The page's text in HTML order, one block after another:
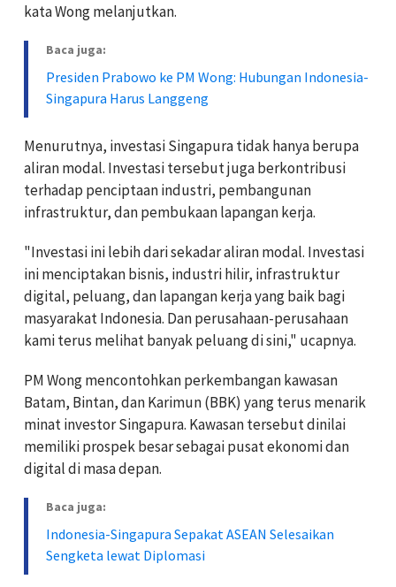
kata Wong melanjutkan.
Baca juga:
Presiden Prabowo ke PM Wong: Hubungan Indonesia-
Singapura Harus Langgeng
Menurutnya, investasi Singapura tidak hanya berupa
aliran modal. Investasi tersebut juga berkontribusi
terhadap penciptaan industri, pembangunan
infrastruktur, dan pembukaan lapangan kerja.
"Investasi ini lebih dari sekadar aliran modal. Investasi
ini menciptakan bisnis, industri hilir, infrastruktur
digital, peluang, dan lapangan kerja yang baik bagi
masyarakat Indonesia. Dan perusahaan-perusahaan
kami terus melihat banyak peluang di sini," ucapnya.
PM Wong mencontohkan perkembangan kawasan
Batam, Bintan, dan Karimun (BBK) yang terus menarik
minat investor Singapura. Kawasan tersebut dinilai
memiliki prospek besar sebagai pusat ekonomi dan
digital di masa depan.
Baca juga:
Indonesia-Singapura Sepakat ASEAN Selesaikan
Sengketa lewat Diplomasi